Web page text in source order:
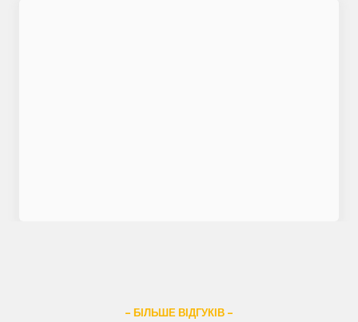
– БІЛЬШЕ ВІДГУКІВ –